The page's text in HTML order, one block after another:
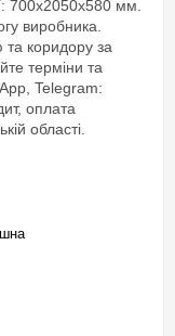
мм.
виробника.
коридору за
терміни та
Telegram:
оплата
області.